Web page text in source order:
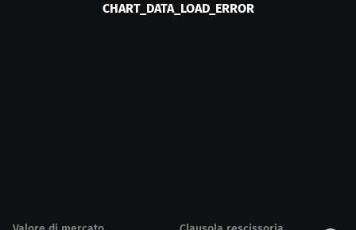
CHART_DATA_LOAD_ERROR